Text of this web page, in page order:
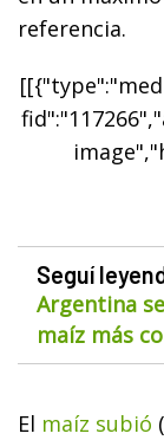
referencia.
Seguí
Argentina
maíz más
El maíz subió